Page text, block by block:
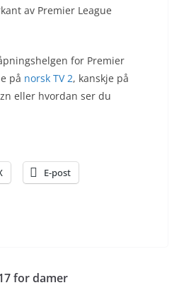
av Premier League
for Premier
på norsk TV 2, kanskje på
eller hvordan ser du
E-post
for damer